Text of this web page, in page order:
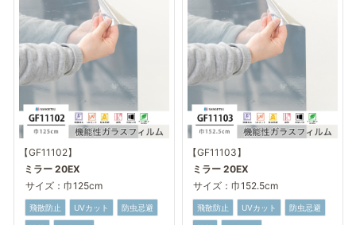
【GF11102】
ミラー 20EX
サイズ：巾125cm
飛散防止 UVカット 防虫忌避
【GF11103】
ミラー 20EX
サイズ：巾152.5cm
飛散防止 UVカット 防虫忌避